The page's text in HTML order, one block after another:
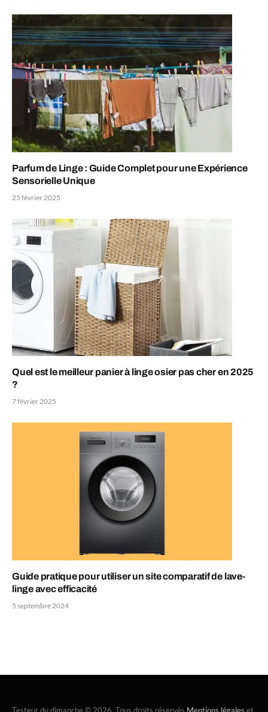
Parfum de Linge : Guide Complet pour une Expérience
Sensorielle Unique
25 février 2025
Quel est le meilleur panier à linge osier pas cher en 2025
?
7 février 2025
Guide pratique pour utiliser un site comparatif de lave-
linge avec efficacité
5 septembre 2024